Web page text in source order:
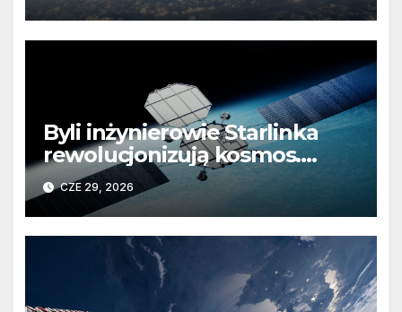
Byli inżynierowie Starlinka
rewolucjonizują kosmos.
Koniec z „wynajmowaniem”
kosmicznej infrastruktury?
CZE 29, 2026